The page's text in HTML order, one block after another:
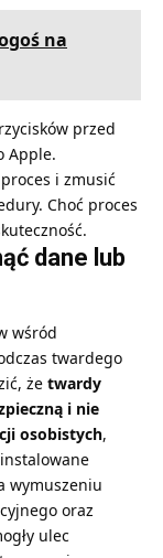
na
przed
Apple.
i zmusić
Choć proces
dane lub
wśród
twardego
że twardy
i nie
osobistych,
wymuszeniu
oraz
ulec